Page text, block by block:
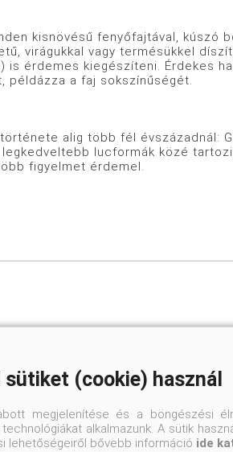
fenyőfajtával, kúszó
virágukkal vagy termésükkel
is érdemes kiegészíteni. Érdekes
példázza a faj sokszínűségét.
alig több fél évszázadnál:
legkedveltebb lucformák közé
figyelmet érdemel.
Kommentek a
sütiket (cookie) használ
megjelenítése és a böngészési
alkalmazunk. A sütik
lehetőségeiről bővebb információ ide